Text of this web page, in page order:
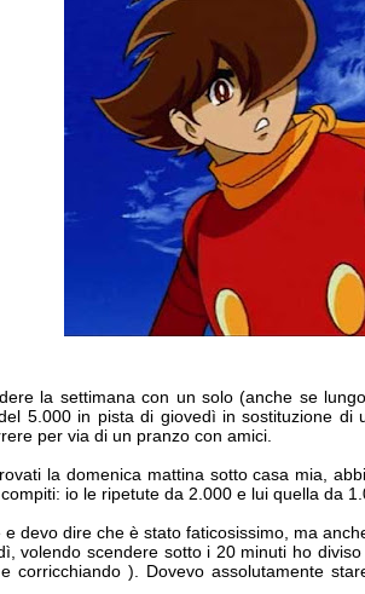
la settimana con un solo (anche se
5.000 in pista di giovedì in sostituzione di
per via di un pranzo con amici.
la domenica mattina sotto casa mia,
io le ripetute da 2.000 e lui quella da
devo dire che è stato faticosissimo, ma
volendo scendere sotto i 20 minuti ho
corricchiando ). Dovevo assolutamente